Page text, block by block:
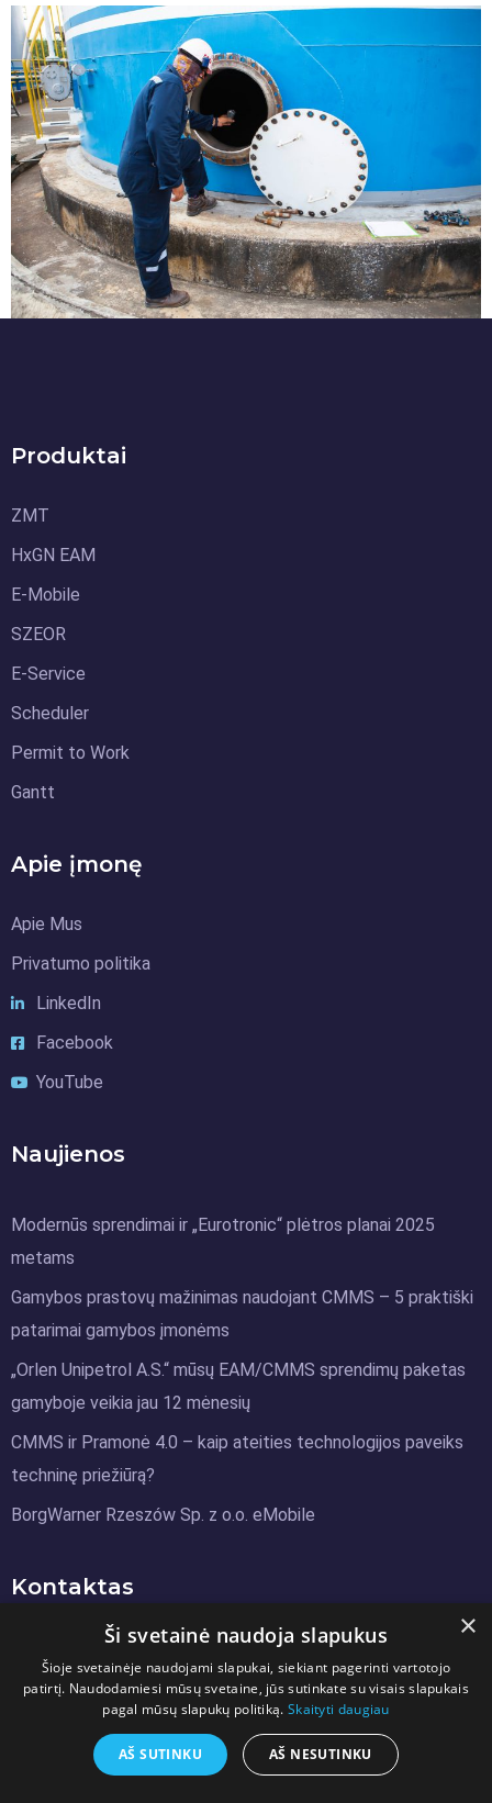
Produktai
ZMT
HxGN EAM
E-Mobile
SZEOR
E-Service
Scheduler
Permit to Work
Gantt
Apie įmonę
Apie Mus
Privatumo politika
LinkedIn
Facebook
YouTube
Naujienos
Modernūs sprendimai ir „Eurotronic“ plėtros planai 2025
metams
Gamybos prastovų mažinimas naudojant CMMS – 5 praktiški
patarimai gamybos įmonėms
„Orlen Unipetrol A.S.“ mūsų EAM/CMMS sprendimų paketas
gamyboje veikia jau 12 mėnesių
CMMS ir Pramonė 4.0 – kaip ateities technologijos paveiks
techninę priežiūrą?
BorgWarner Rzeszów Sp. z o.o. eMobile
Kontaktas
Eurotronic Sp. z o. o.
Oxygen Park / 5p.
Jutrzenki 137A
02-231 Varšuva
×
Ši svetainė naudoja slapukus
Šioje svetainėje naudojami slapukai, siekiant pagerinti vartotojo
patirtį. Naudodamiesi mūsų svetaine, jūs sutinkate su visais slapukais
pagal mūsų slapukų politiką. Skaityti daugiau
AŠ SUTINKU AŠ NESUTINKU